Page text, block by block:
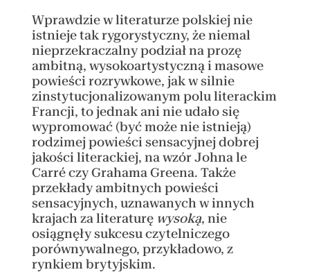
Wprawdzie w literaturze polskiej nie
istnieje tak rygorystyczny, że niemal
nieprzekraczalny podział na prozę
ambitną, wysokoartystyczną i masowe
powieści rozrywkowe, jak w silnie
zinstytucjonalizowanym polu literackim
Francji, to jednak ani nie udało się
wypromować (być może nie istnieją)
rodzimej powieści sensacyjnej dobrej
jakości literackiej, na wzór Johna le
Carré czy Grahama Greena. Także
przekłady ambitnych powieści
sensacyjnych, uznawanych w innych
krajach za literaturę wysoką, nie
osiągnęły sukcesu czytelniczego
porównywalnego, przykładowo, z
rynkiem brytyjskim.